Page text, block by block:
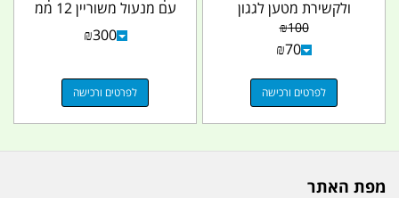
ולקשירת מטען לגגון
הרכב 1 מטר 1 מטר... ₪100
₪70
לפרטים ורכישה
עם מנעול משוריין 12 ממ
קמפינג לייף
₪300
לפרטים ורכישה
מפת האתר